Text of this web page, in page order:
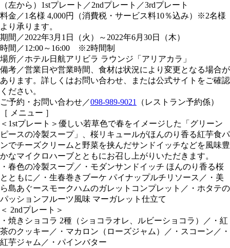
（左から）1stプレート／2ndプレート／3rdプレート
料金／1名様 4,000円（消費税・サービス料10％込み）※2名様
より承ります。
期間／2022年3月1日（火）～2022年6月30日（木）
時間／12:00～16:00 ※2時間制
場所／ホテル日航アリビラ ラウンジ「アリアカラ」
備考／営業日や営業時間、食材は状況により変更となる場合が
あります。詳しくはお問い合わせ、または公式サイトをご確認
ください。
ご予約・お問い合わせ／098-989-9021
（レストラン予約係）
［ メニュー ］
＜1stプレート＞優しい若草色で春をイメージした「グリーン
ピースの冷製スープ」、桜リキュールがほんのり香る紅芋食パ
ンでチーズクリームと野菜を挟んだサンドイッチなどを風味豊
かなマイクロハーブとともにお召し上がりいただきます。
・春色の冷製スープ／・モダンサンドイッチ ほんのり香る桜
とともに／・生春巻きブーケ パイナップルチリソース／・美
ら島あぐースモークハムのガレットコンプレット／・ホタテの
パッションフルーツ風味 マーガレット仕立て
＜ 2ndプレート＞
・焼きショコラ 2種（ショコラオレ、ルビーショコラ）／・紅
茶のクッキー／・マカロン（ローズジャム）／・スコーン／・
紅芋ジャム／・パインバター